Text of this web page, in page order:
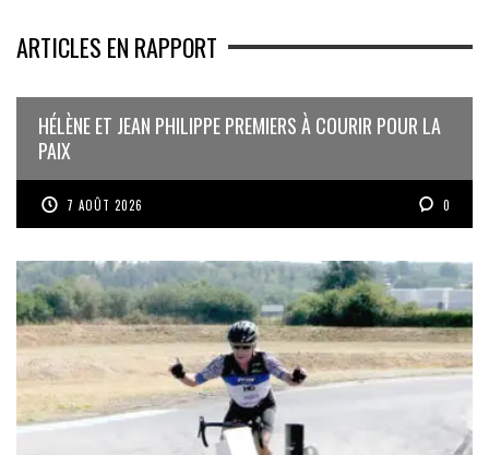
ARTICLES EN RAPPORT
HÉLÈNE ET JEAN PHILIPPE PREMIERS À COURIR POUR LA
PAIX
7 AOÛT 2026 0